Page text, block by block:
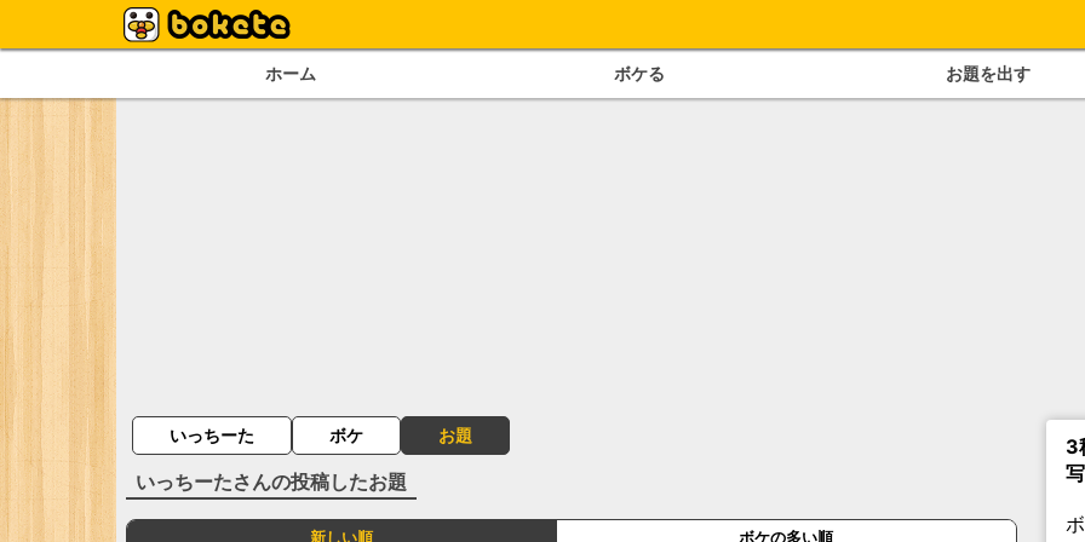
ホーム ボケる お題を出す
いっちーた ボケ お題
いっちーたさんの投稿したお題
新しい順 ボケの多い順
3